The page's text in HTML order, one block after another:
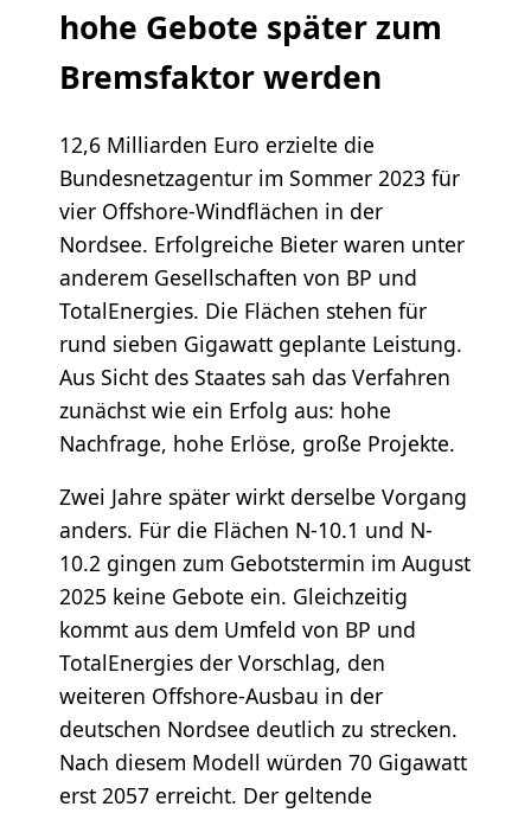
hohe Gebote später zum
Bremsfaktor werden
12,6 Milliarden Euro erzielte die
Bundesnetzagentur im Sommer 2023 für
vier Offshore-Windflächen in der
Nordsee. Erfolgreiche Bieter waren unter
anderem Gesellschaften von BP und
TotalEnergies. Die Flächen stehen für
rund sieben Gigawatt geplante Leistung.
Aus Sicht des Staates sah das Verfahren
zunächst wie ein Erfolg aus: hohe
Nachfrage, hohe Erlöse, große Projekte.
Zwei Jahre später wirkt derselbe Vorgang
anders. Für die Flächen N-10.1 und N-
10.2 gingen zum Gebotstermin im August
2025 keine Gebote ein. Gleichzeitig
kommt aus dem Umfeld von BP und
TotalEnergies der Vorschlag, den
weiteren Offshore-Ausbau in der
deutschen Nordsee deutlich zu strecken.
Nach diesem Modell würden 70 Gigawatt
erst 2057 erreicht. Der geltende